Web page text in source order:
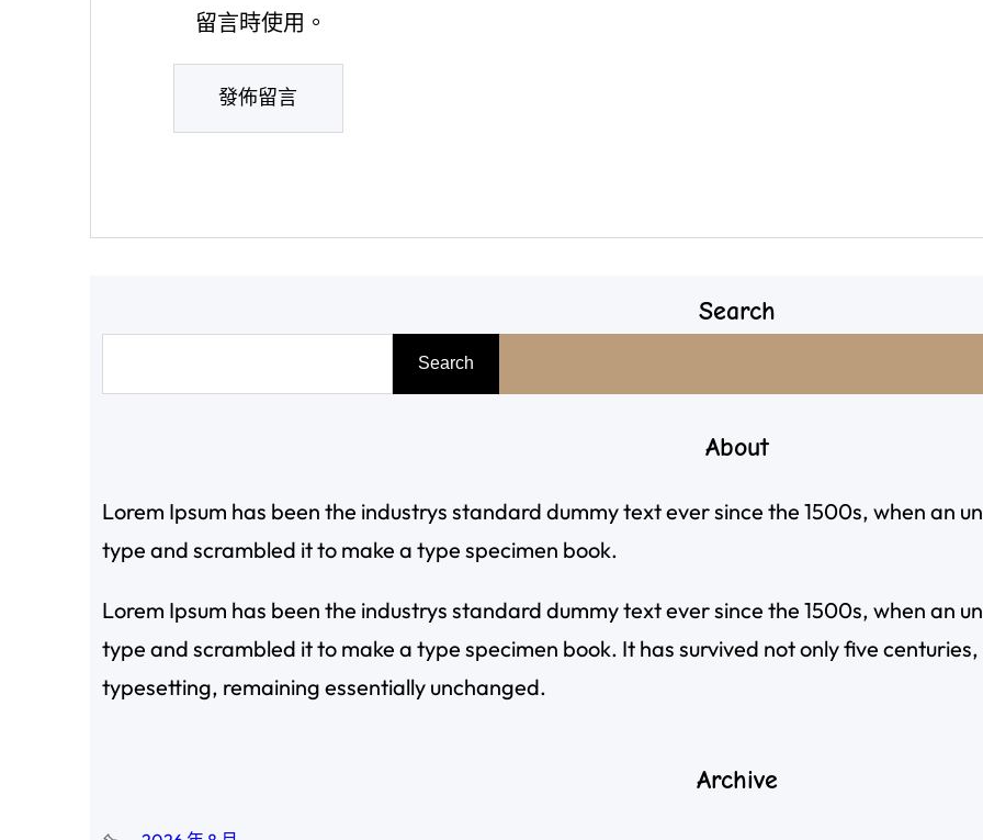
留言時使用。
Search
尋
Search
About
Lorem Ipsum has been the industrys standard dummy text ever since the 1500s, when an
type and scrambled it to make a type specimen book.
Lorem Ipsum has been the industrys standard dummy text ever since the 1500s, when an
type and scrambled it to make a type specimen book. It has survived not only five
typesetting, remaining essentially unchanged.
Archive